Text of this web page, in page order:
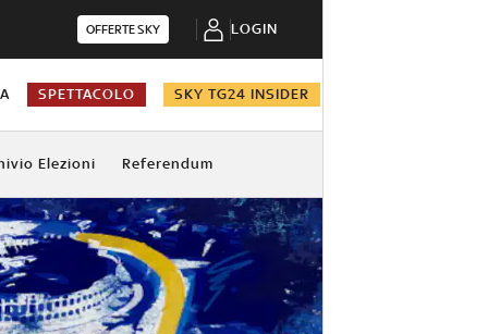
OFFERTE SKY LOGIN
SPETTACOLO SKY TG24 INSIDER
Elezioni Referendum